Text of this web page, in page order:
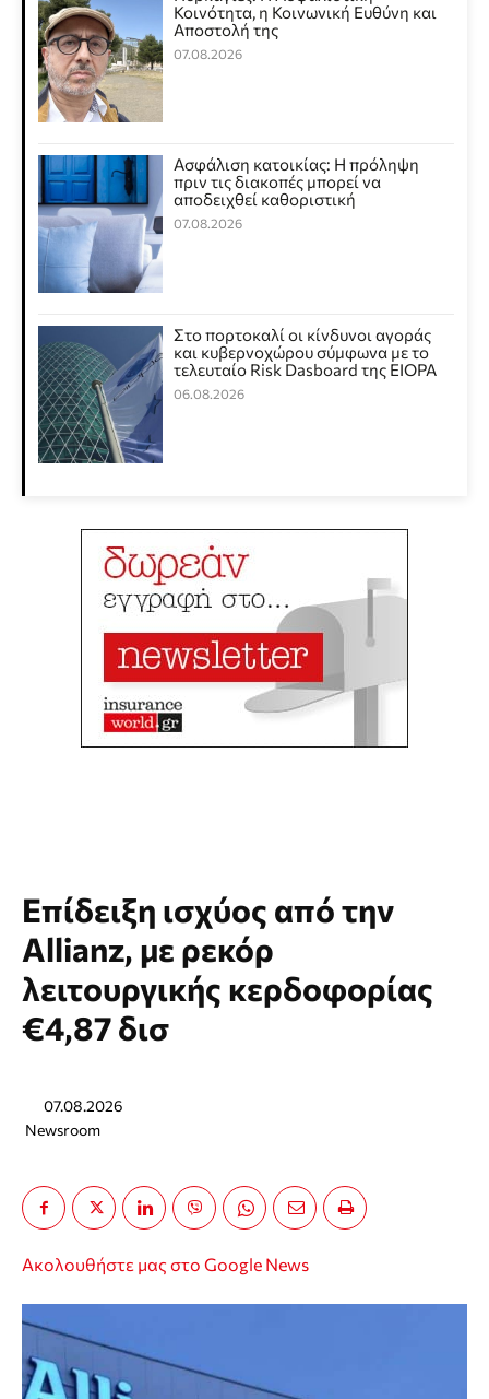
Κοινότητα, η Κοινωνική Ευθύνη και
Αποστολή της
07.08.2026
Ασφάλιση κατοικίας: Η πρόληψη
πριν τις διακοπές μπορεί να
αποδειχθεί καθοριστική
07.08.2026
Στο πορτοκαλί οι κίνδυνοι αγοράς
και κυβερνοχώρου σύμφωνα με το
τελευταίο Risk Dasboard της EIOPA
06.08.2026